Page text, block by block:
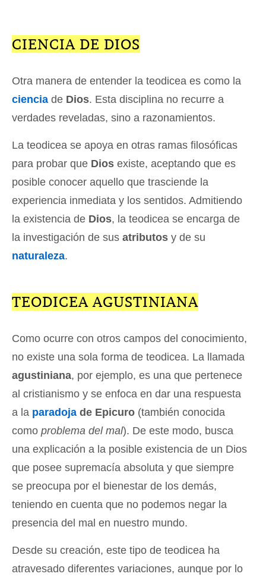
CIENCIA DE DIOS
Otra manera de entender la teodicea es como la
ciencia de Dios. Esta disciplina no recurre a
verdades reveladas, sino a razonamientos.
La teodicea se apoya en otras ramas filosóficas
para probar que Dios existe, aceptando que es
posible conocer aquello que trasciende la
experiencia inmediata y los sentidos. Admitiendo
la existencia de Dios, la teodicea se encarga de
la investigación de sus atributos y de su
naturaleza.
TEODICEA AGUSTINIANA
Como ocurre con otros campos del conocimiento,
no existe una sola forma de teodicea. La llamada
agustiniana, por ejemplo, es una que pertenece
al cristianismo y se enfoca en dar una respuesta
a la paradoja de Epicuro (también conocida
como problema del mal). De este modo, busca
una explicación a la posible existencia de un Dios
que posee supremacía absoluta y que siempre
se preocupa por el bienestar de los demás,
teniendo en cuenta que no podemos negar la
presencia del mal en nuestro mundo.
Desde su creación, este tipo de teodicea ha
atravesado diferentes variaciones, aunque por lo